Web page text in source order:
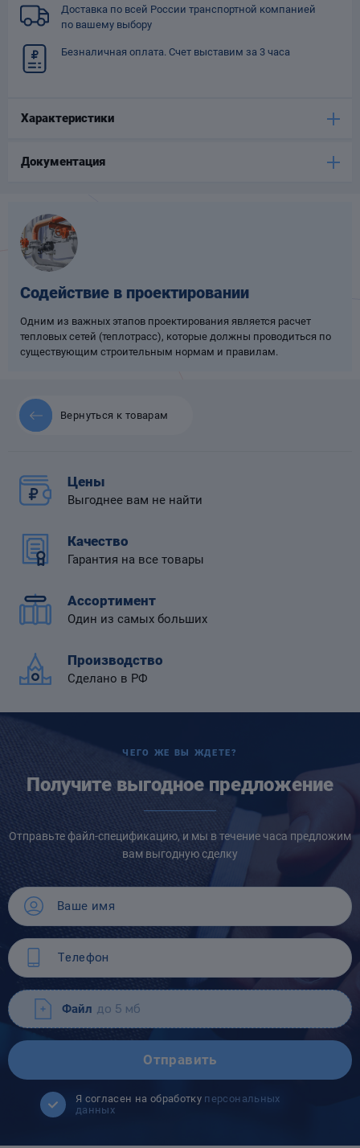
Доставка по всей России транспортной компанией
по вашему выбору
Безналичная оплата. Счет выставим за 3 часа
Характеристики
Документация
Содействие в проектировании
Одним из важных этапов проектирования является расчет
тепловых сетей (теплотрасс), которые должны проводиться по
существующим строительным нормам и правилам.
Вернуться к товарам
Цены
Выгоднее вам не найти
Качество
Гарантия на все товары
Ассортимент
Один из самых больших
Производство
Сделано в РФ
ЧЕГО ЖЕ ВЫ ЖДЕТЕ?
Получите выгодное предложение
Отправьте файл-спецификацию, и мы в течение часа предложим
вам выгодную сделку
Файл до 5 мб
Отправить
Я согласен на обработку персональных
данных
Фильтры для
Компенсаторы